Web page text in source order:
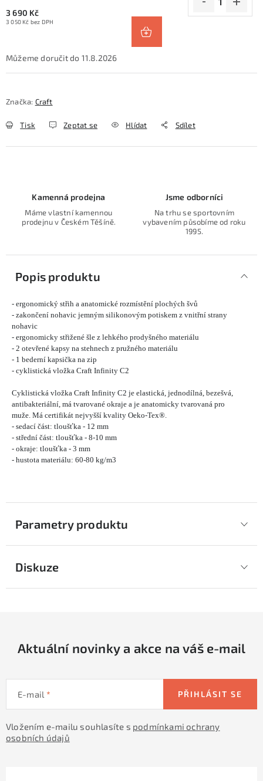
3 690 Kč
3 050 Kč bez DPH
11.8.2026
Značka: Craft
Tisk Zeptat se Hlídat Sdílet
Kamenná prodejna
Máme vlastní kamennou
prodejnu v Českém Těšíně.
Jsme odborníci
Na trhu se sportovním
vybavením působíme od roku
1995.
Popis produktu
- ergonomický střih a anatomické rozmístění plochých švů
- zakončení nohavic jemným silikonovým potiskem z vnitřní strany
nohavic
- ergonomicky střižené šle z lehkého prodyšného materiálu
- 2 otevřené kapsy na stehnech z pružného materiálu
- 1 bederní kapsička na zip
- cyklistická vložka Craft Infinity C2
Cyklistická vložka Craft Infinity C2 je elastická, jednodílná, bezešvá,
antibakteriální, má tvarované okraje a je anatomicky tvarovaná pro
muže. Má certifikát nejvyšší kvality Oeko-Tex®.
- sedací část: tloušťka - 12 mm
- střední část: tloušťka - 8-10 mm
- okraje: tloušťka - 3 mm
- hustota materiálu: 60-80 kg/m3
Parametry produktu
Diskuze
Aktuální novinky a akce na váš e-mail
E-mail
Vložením e-mailu souhlasíte s podmínkami ochrany
osobních údajů
PŘIHLÁSIT SE